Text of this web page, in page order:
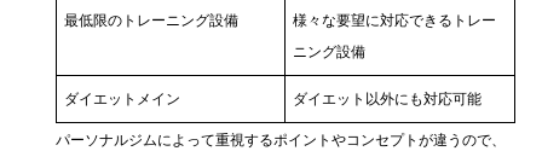
最低限のトレーニング設備
様々な要望に対応できるトレー
ニング設備
ダイエットメイン ダイエット以外にも対応可能
パーソナルジムによって重視するポイントやコンセプトが違うので、